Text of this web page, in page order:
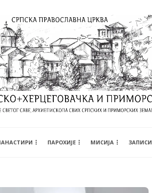
ПАРОХИЈЕ МИСИЈА ЗАПИСИ